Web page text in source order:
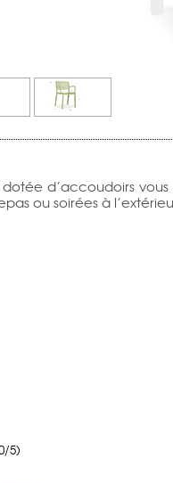
dotée d’accoudoirs
ou soirées à
5)